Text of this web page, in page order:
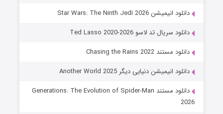
دانلود انیمیشن Star Wars: The Ninth Jedi 2026
دانلود سریال تد لاسو Ted Lasso 2020-2026
دانلود مستند Chasing the Rains 2022
دانلود انیمیشن دنیایی دیگر Another World 2025
دانلود مستند Generations: The Evolution of Spider-Man
2026